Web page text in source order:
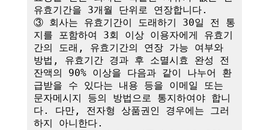
유효기간을 3개월 단위로 연장합니다.
③ 회사는 유효기간이 도래하기 30일 전 통
지를 포함하여 3회 이상 이용자에게 유효기
간의 도래, 유효기간의 연장 가능 여부와
방법, 유효기간 경과 후 소멸시효 완성 전
잔액의 90% 이상을 다음과 같이 나누어 환
급받을 수 있다는 내용 등을 이메일 또는
문자메시지 등의 방법으로 통지하여야 합니
다. 다만, 전자형 상품권인 경우에는 그러
하지 아니한다.